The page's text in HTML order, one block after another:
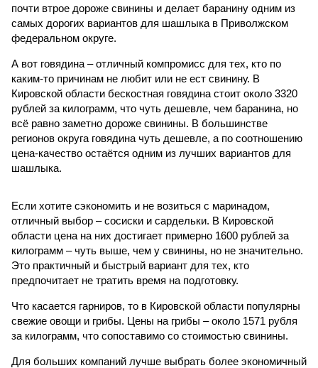
почти втрое дороже свинины и делает баранину одним из
самых дорогих вариантов для шашлыка в Приволжском
федеральном округе.
А вот говядина – отличный компромисс для тех, кто по
каким-то причинам не любит или не ест свинину. В
Кировской области бескостная говядина стоит около 3320
рублей за килограмм, что чуть дешевле, чем баранина, но
всё равно заметно дороже свинины. В большинстве
регионов округа говядина чуть дешевле, а по соотношению
цена-качество остаётся одним из лучших вариантов для
шашлыка.
Если хотите сэкономить и не возиться с маринадом,
отличный выбор – сосиски и сардельки. В Кировской
области цена на них достигает примерно 1600 рублей за
килограмм – чуть выше, чем у свинины, но не значительно.
Это практичный и быстрый вариант для тех, кто
предпочитает не тратить время на подготовку.
Что касается гарниров, то в Кировской области популярны
свежие овощи и грибы. Цены на грибы – около 1571 рубля
за килограмм, что сопоставимо со стоимостью свинины.
Для больших компаний лучше выбрать более экономичный